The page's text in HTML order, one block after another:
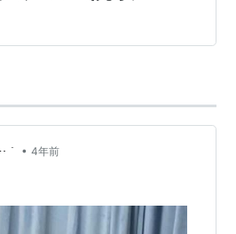
の富士急 なんかこんな詰まって
園時顔写真登録して 乗り物乗る
じで コロナ対策というより コ
てきました 疲れMAXなのでとり
｀ • 4年前